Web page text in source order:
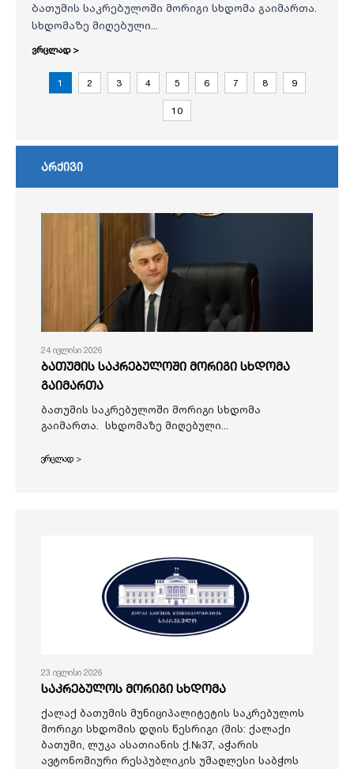
ბათუმის საკრებულოში მორიგი სხდომა გაიმართა.
სხდომაზე მიღებული...
ვრცლად >
1 2 3 4 5 6 7 8 9
10
არქივი
24 ივლისი 2026
ბათუმის საკრებულოში მორიგი სხდომა
გაიმართა
ბათუმის საკრებულოში მორიგი სხდომა
გაიმართა. სხდომაზე მიღებული...
ვრცლად >
23 ივლისი 2026
საკრებულოს მორიგი სხდომა
ქალაქ ბათუმის მუნიციპალიტეტის საკრებულოს
მორიგი სხდომის დღის წესრიგი (მის: ქალაქი
ბათუმი, ლუკა ასათიანის ქ.№37, აჭარის
ავტონომიური რესპუბლიკის უმაღლესი საბჭოს